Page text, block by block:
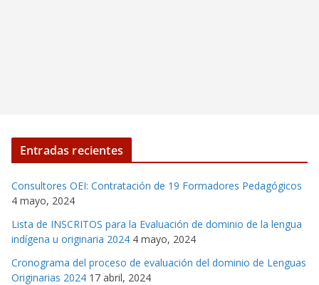
Entradas recientes
Consultores OEI: Contratación de 19 Formadores Pedagógicos
4 mayo, 2024
Lista de INSCRITOS para la Evaluación de dominio de la lengua
indígena u originaria 2024 4 mayo, 2024
Cronograma del proceso de evaluación del dominio de Lenguas
Originarias 2024 17 abril, 2024